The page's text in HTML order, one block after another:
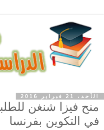
الأحد، 21 فبراير 2016
منح فيزا شنغن
في التكوين بفرنسا